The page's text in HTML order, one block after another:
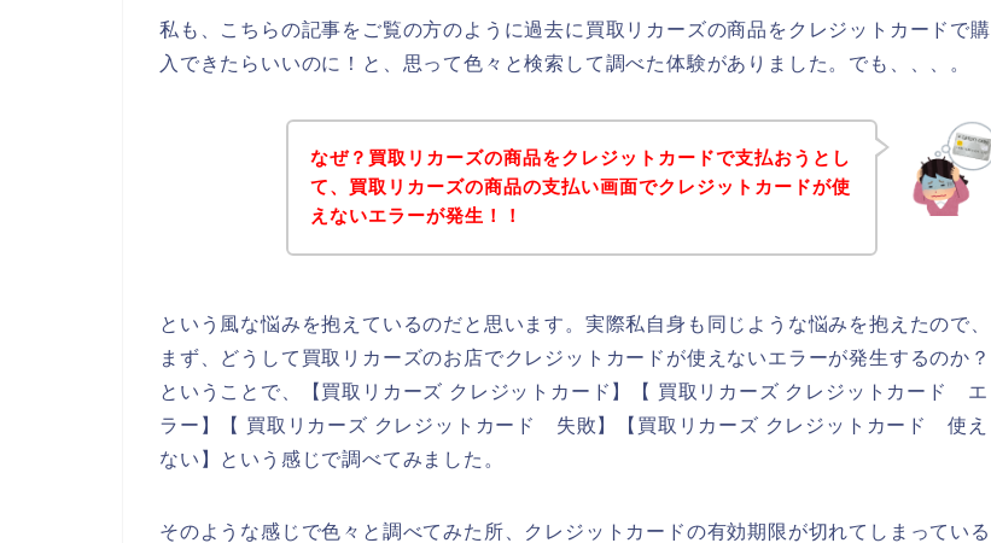
私も、こちらの記事をご覧の方のように過去に買取リカーズの商品をクレジットカードで購
入できたらいいのに！と、思って色々と検索して調べた体験がありました。でも、、、。
なぜ？買取リカーズの商品をクレジットカードで支払おうとし
て、買取リカーズの商品の支払い画面でクレジットカードが使
えないエラーが発生！！
という風な悩みを抱えているのだと思います。実際私自身も同じような悩みを抱えたので、
まず、どうして買取リカーズのお店でクレジットカードが使えないエラーが発生するのか？
ということで、【買取リカーズ クレジットカード】【 買取リカーズ クレジットカード エ
ラー】【 買取リカーズ クレジットカード 失敗】【買取リカーズ クレジットカード 使え
ない】という感じで調べてみました。
そのような感じで色々と調べてみた所、クレジットカードの有効期限が切れてしまっている